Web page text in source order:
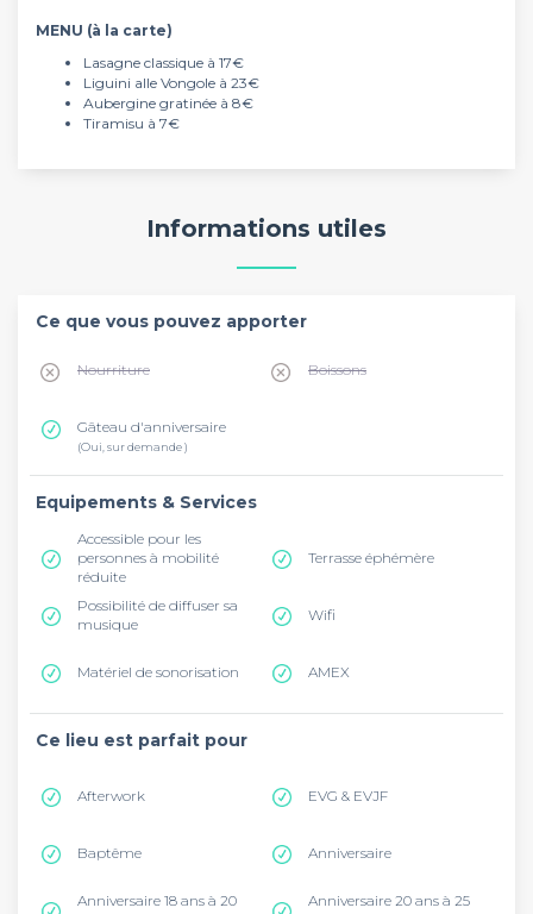
MENU (à la carte)
Lasagne classique à 17€
Liguini alle Vongole à 23€
Aubergine gratinée à 8€
Tiramisu à 7€
Informations utiles
Ce que vous pouvez apporter
Nourriture Boissons
Gâteau d'anniversaire
(Oui, sur demande )
Equipements & Services
Accessible pour les
personnes à mobilité
réduite
Terrasse éphémère
Possibilité de diffuser sa
musique
Wifi
Matériel de sonorisation AMEX
Ce lieu est parfait pour
Afterwork EVG & EVJF
Baptême Anniversaire
Anniversaire 18 ans à 20
Anniversaire 20 ans à 25